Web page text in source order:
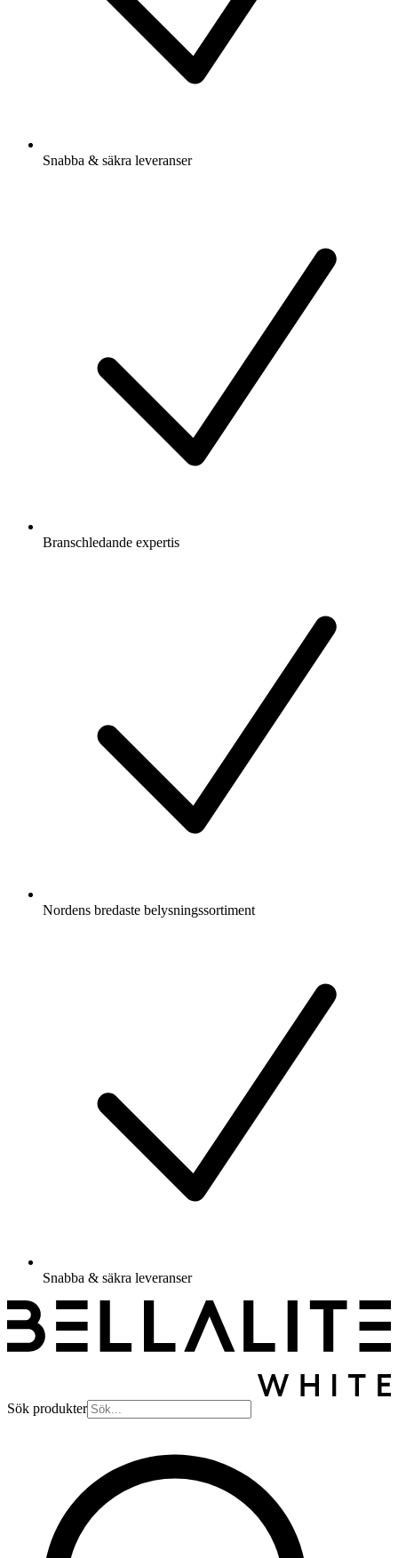
Snabba & säkra leveranser
Branschledande expertis
Nordens bredaste belysningssortiment
Snabba & säkra leveranser
Sök produkter